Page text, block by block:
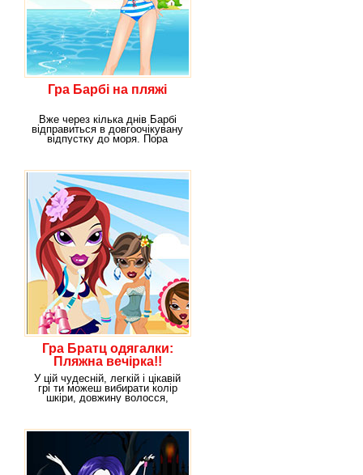
Гра Барбі на пляжі
Вже через кілька днів Барбі
відправиться в довгоочікувану
відпустку до моря. Пора
Гра Братц одягалки:
Пляжна вечірка!!
У цій чудесній, легкій і цікавій
грі ти можеш вибирати колір
шкіри, довжину волосся,